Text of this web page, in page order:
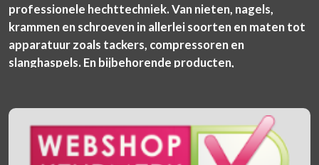
professionele hechttechniek. Van nieten, nagels,
krammen en schroeven in allerlei soorten en maten tot
apparatuur zoals tackers, compressoren en
slanghaspels. En bijbehorende producten,